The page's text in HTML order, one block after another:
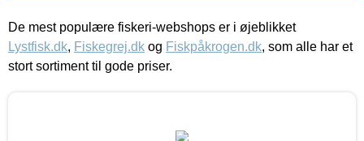
De mest populære fiskeri-webshops er i øjeblikket
Lystfisk.dk, Fiskegrej.dk og Fiskpåkrogen.dk, som alle har et
stort sortiment til gode priser.